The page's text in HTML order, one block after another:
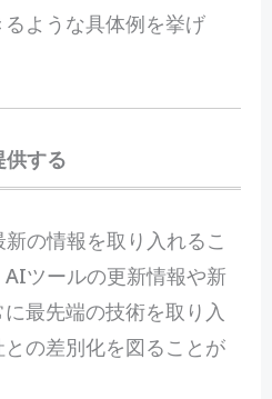
ような具体例を挙げ
供する
の情報を取り入れるこ
ツールの更新情報や新
最先端の技術を取り入
の差別化を図ることが